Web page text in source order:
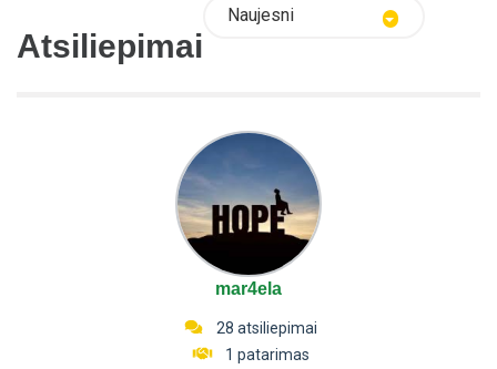
Atsiliepimai
Naujesni
mar4ela
28 atsiliepimai
1 patarimas